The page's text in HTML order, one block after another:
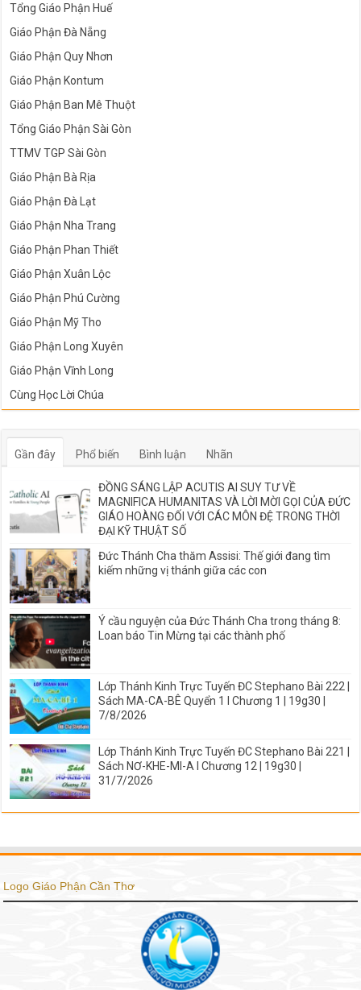
Tổng Giáo Phận Huế
Giáo Phận Đà Nẵng
Giáo Phận Quy Nhơn
Giáo Phận Kontum
Giáo Phận Ban Mê Thuột
Tổng Giáo Phận Sài Gòn
TTMV TGP Sài Gòn
Giáo Phận Bà Rịa
Giáo Phận Đà Lạt
Giáo Phận Nha Trang
Giáo Phận Phan Thiết
Giáo Phận Xuân Lộc
Giáo Phận Phú Cường
Giáo Phận Mỹ Tho
Giáo Phận Long Xuyên
Giáo Phận Vĩnh Long
Cùng Học Lời Chúa
Gần đây Phổ biến Bình luận Nhãn
ĐỒNG SÁNG LẬP ACUTIS AI SUY TƯ VỀ
MAGNIFICA HUMANITAS VÀ LỜI MỜI GỌI CỦA ĐỨC
GIÁO HOÀNG ĐỐI VỚI CÁC MÔN ĐỆ TRONG THỜI
ĐẠI KỸ THUẬT SỐ
Đức Thánh Cha thăm Assisi: Thế giới đang tìm
kiếm những vị thánh giữa các con
Ý cầu nguyện của Đức Thánh Cha trong tháng 8:
Loan báo Tin Mừng tại các thành phố
Lớp Thánh Kinh Trực Tuyến ĐC Stephano Bài 222 |
Sách MA-CA-BÊ Quyển 1 I Chương 1 | 19g30 |
7/8/2026
Lớp Thánh Kinh Trực Tuyến ĐC Stephano Bài 221 |
Sách NƠ-KHE-MI-A I Chương 12 | 19g30 |
31/7/2026
Logo Giáo Phận Cần Thơ